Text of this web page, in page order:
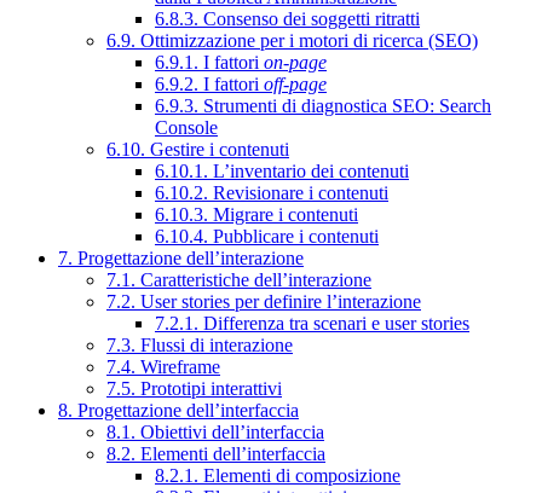
6.8.3. Consenso dei soggetti ritratti
6.9. Ottimizzazione per i motori di ricerca (SEO)
6.9.1. I fattori on-page
6.9.2. I fattori off-page
6.9.3. Strumenti di diagnostica SEO: Search
Console
6.10. Gestire i contenuti
6.10.1. L’inventario dei contenuti
6.10.2. Revisionare i contenuti
6.10.3. Migrare i contenuti
6.10.4. Pubblicare i contenuti
7. Progettazione dell’interazione
7.1. Caratteristiche dell’interazione
7.2. User stories per definire l’interazione
7.2.1. Differenza tra scenari e user stories
7.3. Flussi di interazione
7.4. Wireframe
7.5. Prototipi interattivi
8. Progettazione dell’interfaccia
8.1. Obiettivi dell’interfaccia
8.2. Elementi dell’interfaccia
8.2.1. Elementi di composizione